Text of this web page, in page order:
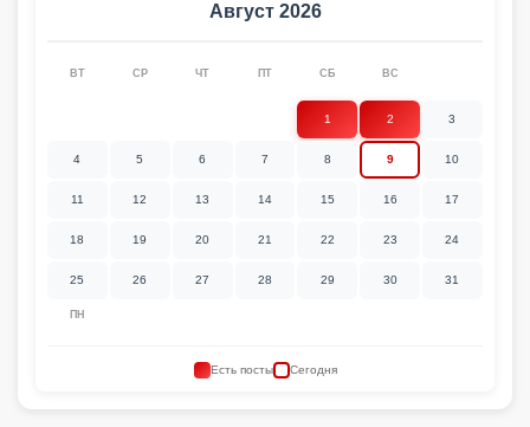
Август 2026
ПН
ВТ СР ЧТ ПТ СБ ВС
1 2 3
4 5 6 7 8 9 10
11 12 13 14 15 16 17
18 19 20 21 22 23 24
25 26 27 28 29 30 31
Есть посты Сегодня